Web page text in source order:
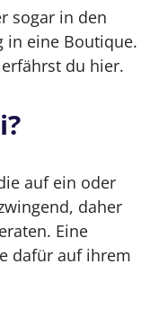
sogar in den
in eine Boutique.
du hier.
auf ein oder
daher
Eine
dafür auf ihrem